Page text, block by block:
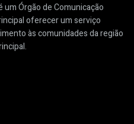
um Órgão de Comunicação
oferecer um serviço
às comunidades da região